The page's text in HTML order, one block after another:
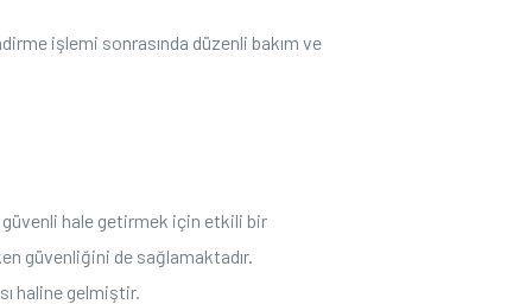
işlemi sonrasında düzenli bakım ve
güvenli hale ⁤getirmek için etkili bir⁢
güvenliğini de sağlamaktadır.
haline ‌gelmiştir.